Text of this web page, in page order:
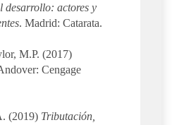
desarrollo: actores y
. Madrid: Catarata.
M.P. (2017)
Cengage
(2019) Tributación,